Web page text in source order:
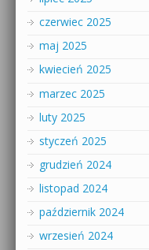
czerwiec 2025
maj 2025
kwiecień 2025
marzec 2025
luty 2025
styczeń 2025
grudzień 2024
listopad 2024
październik 2024
wrzesień 2024